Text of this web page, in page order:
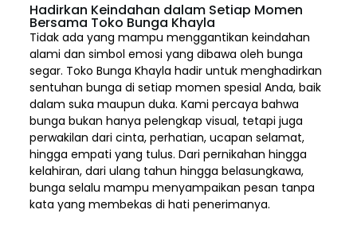
Hadirkan Keindahan dalam Setiap Momen
Bersama Toko Bunga Khayla
Tidak ada yang mampu menggantikan keindahan
alami dan simbol emosi yang dibawa oleh bunga
segar. Toko Bunga Khayla hadir untuk menghadirkan
sentuhan bunga di setiap momen spesial Anda, baik
dalam suka maupun duka. Kami percaya bahwa
bunga bukan hanya pelengkap visual, tetapi juga
perwakilan dari cinta, perhatian, ucapan selamat,
hingga empati yang tulus. Dari pernikahan hingga
kelahiran, dari ulang tahun hingga belasungkawa,
bunga selalu mampu menyampaikan pesan tanpa
kata yang membekas di hati penerimanya.